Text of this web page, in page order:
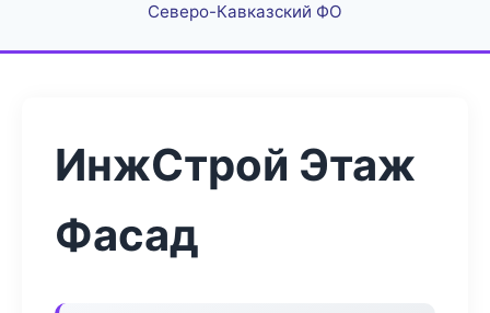
Северо-Кавказский ФО
ИнжСтрой Этаж
Фасад